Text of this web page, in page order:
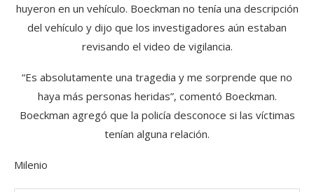
huyeron en un vehículo. Boeckman no tenía una descripción
del vehículo y dijo que los investigadores aún estaban
revisando el video de vigilancia.
“Es absolutamente una tragedia y me sorprende que no
haya más personas heridas”, comentó Boeckman.
Boeckman agregó que la policía desconoce si las víctimas
tenían alguna relación.
Milenio